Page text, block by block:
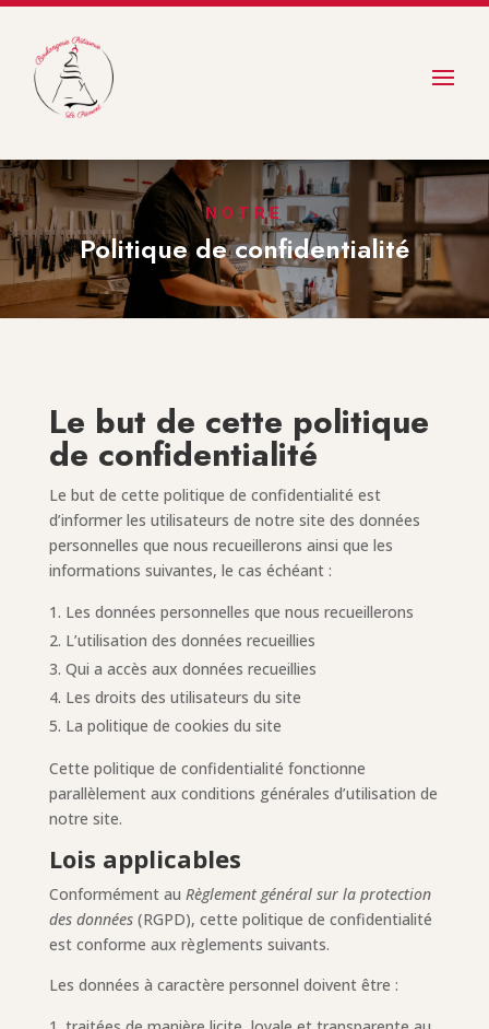
NOTRE
Politique de confidentialité
Le but de cette politique
de confidentialité
Le but de cette politique de confidentialité est
d’informer les utilisateurs de notre site des données
personnelles que nous recueillerons ainsi que les
informations suivantes, le cas échéant :
Les données personnelles que nous recueillerons
L’utilisation des données recueillies
Qui a accès aux données recueillies
Les droits des utilisateurs du site
La politique de cookies du site
Cette politique de confidentialité fonctionne
parallèlement aux conditions générales d’utilisation de
notre site.
Lois applicables
Conformément au Règlement général sur la protection
des données(RGPD), cette politique de confidentialité
est conforme aux règlements suivants.
Les données à caractère personnel doivent être :